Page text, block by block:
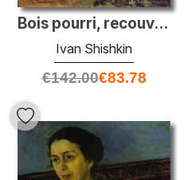
Bois pourri, recouvert de mousse
Ivan Shishkin
€142.00€83.78